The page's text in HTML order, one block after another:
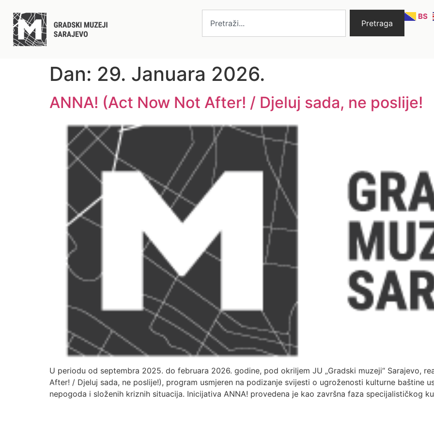
Pretraga
BS
Dan: 29. Januara 2026.
ANNA! (Act Now Not After! / Djeluj sada, ne poslije!
U periodu od septembra 2025. do februara 2026. godine, pod okriljem JU „Gradski muzeji“ Sarajevo,
After! / Djeluj sada, ne poslije!), program usmjeren na podizanje svijesti o ugroženosti kulturne baštine
nepogoda i složenih kriznih situacija. Inicijativa ANNA! provedena je kao završna faza specijalističkog